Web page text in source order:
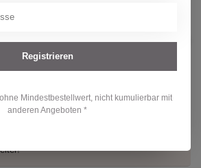
Frosch
diesem Produkt?
Registrieren
Mindestbestellwert, nicht kumulierbar mit
anderen Angeboten *